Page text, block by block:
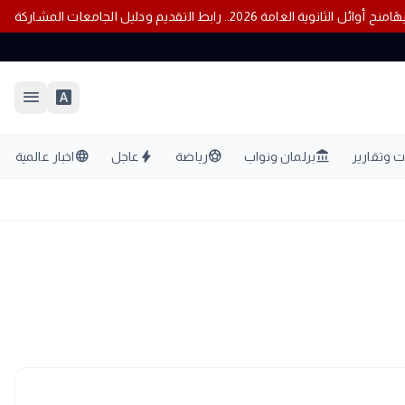
منح أوائل الثانوية العامة 2026.. رابط التقديم ودليل الجامعات المشاركة
font_download
menu
وتقارير account_balanceبرلمان ونواب sports_soccerرياضة bolt عاجل languageاخبار عالمية